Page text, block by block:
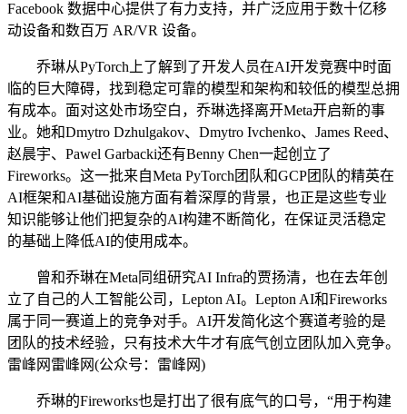
Facebook 数据中心提供了有力支持，并广泛应用于数十亿移
动设备和数百万 AR/VR 设备。
乔琳从PyTorch上了解到了开发人员在AI开发竞赛中时面
临的巨大障碍，找到稳定可靠的模型和架构和较低的模型总拥
有成本。面对这处市场空白，乔琳选择离开Meta开启新的事
业。她和Dmytro Dzhulgakov、Dmytro Ivchenko、James Reed、
赵晨宇、Pawel Garbacki还有Benny Chen一起创立了
Fireworks。这一批来自Meta PyTorch团队和GCP团队的精英在
AI框架和AI基础设施方面有着深厚的背景，也正是这些专业
知识能够让他们把复杂的AI构建不断简化，在保证灵活稳定
的基础上降低AI的使用成本。
曾和乔琳在Meta同组研究AI Infra的贾扬清，也在去年创
立了自己的人工智能公司，Lepton AI。Lepton AI和Fireworks
属于同一赛道上的竞争对手。AI开发简化这个赛道考验的是
团队的技术经验，只有技术大牛才有底气创立团队加入竞争。
雷峰网雷峰网(公众号：雷峰网)
乔琳的Fireworks也是打出了很有底气的口号，“用于构建